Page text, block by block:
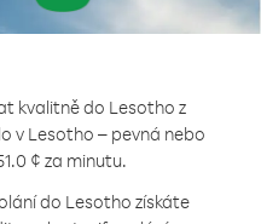
kvalitně do Lesotho z
v Lesotho – pevná nebo
¢ za minutu.
do Lesotho získáte